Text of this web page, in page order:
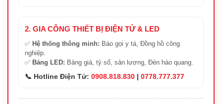
2. GIA CÔNG THIẾT BỊ ĐIỆN TỬ & LED
✅ Hệ thống thông minh: Báo gọi y tá, Đồng hồ công
nghiệp.
✅ Bảng LED: Bảng giá, tỷ số, sản lượng, Đèn hào quang.
📞 Hotline Điện Tử: 0908.818.830 | 0778.777.377